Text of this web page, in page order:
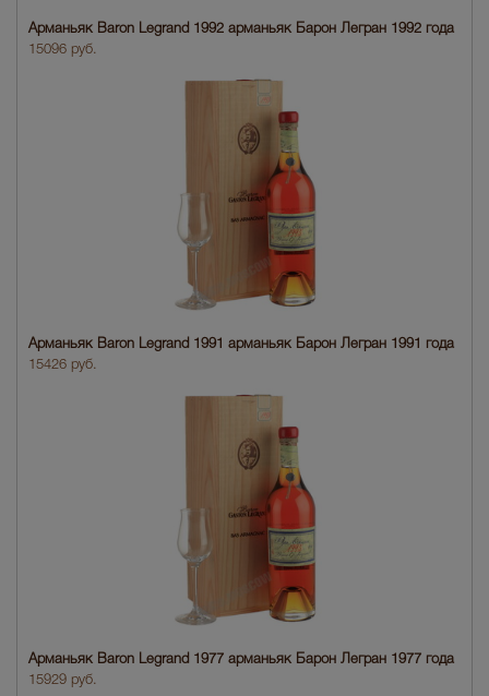
Арманьяк Baron Legrand 1992 арманьяк Барон Легран 1992 года
15096 руб.
Арманьяк Baron Legrand 1991 арманьяк Барон Легран 1991 года
15426 руб.
Арманьяк Baron Legrand 1977 арманьяк Барон Легран 1977 года
15929 руб.